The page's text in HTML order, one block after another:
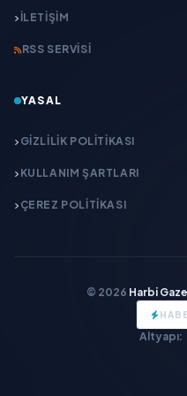
İLETIŞIM
RSS SERVISI
YASAL
GIZLILIK POLITIKASI
KULLANIM ŞARTLARI
ÇEREZ POLITIKASI
© 2026 Harbi
Altyapı: